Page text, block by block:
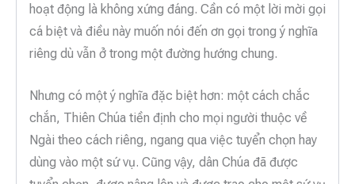
hoạt động là không xứng đáng. Cần có một lời mời gọi
cá biệt và điều này muốn nói đến ơn gọi trong ý nghĩa
riêng dù vẫn ở trong một đường hướng chung.
Nhưng có một ý nghĩa đặc biệt hơn: một cách chắc
chắn, Thiên Chúa tiền định cho mọi người thuộc về
Ngài theo cách riêng, ngang qua việc tuyển chọn hay
dùng vào một sứ vụ. Cũng vậy, dân Chúa đã được